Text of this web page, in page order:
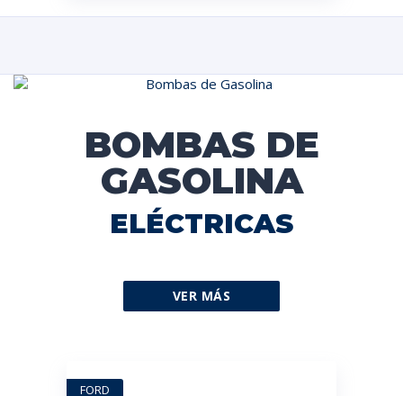
BOMBAS DE
GASOLINA
ELÉCTRICAS
VER MÁS
FORD